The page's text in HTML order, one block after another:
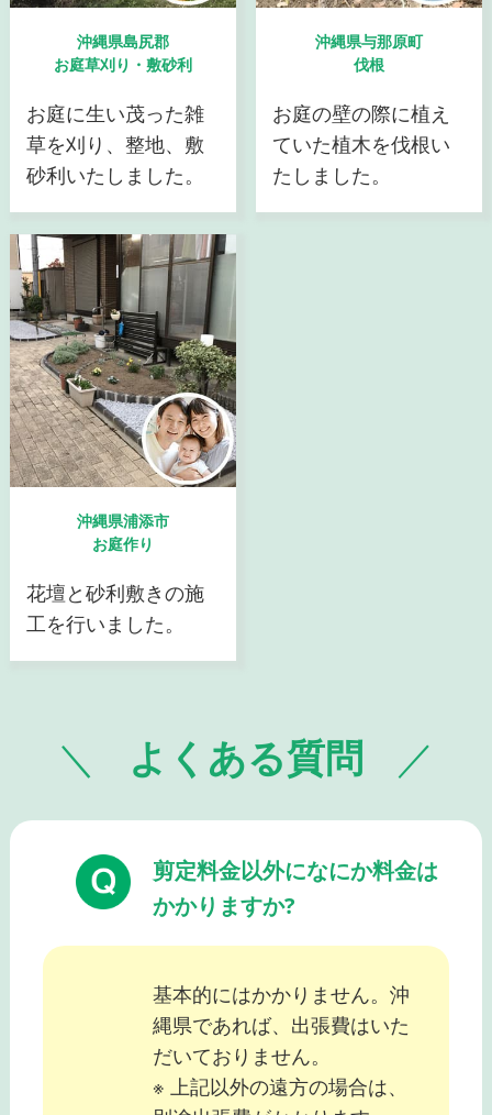
沖縄県島尻郡
お庭草刈り・敷砂利
お庭に生い茂った雑
草を刈り、整地、敷
砂利いたしました。
沖縄県与那原町
伐根
お庭の壁の際に植え
ていた植木を伐根い
たしました。
沖縄県浦添市
お庭作り
花壇と砂利敷きの施
工を行いました。
よくある質問
剪定料金以外になにか料金は
かかりますか?
基本的にはかかりません。沖
縄県であれば、出張費はいた
だいておりません。
※ 上記以外の遠方の場合は、